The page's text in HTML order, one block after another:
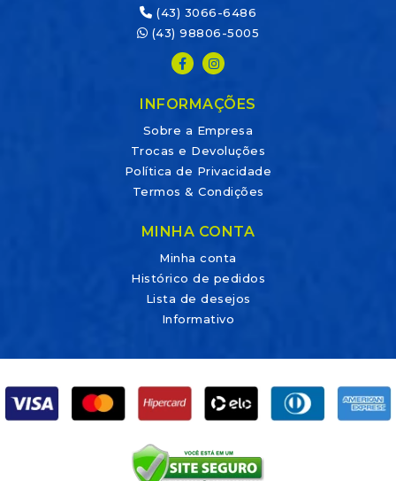
(43) 3066-6486
(43) 98806-5005
INFORMAÇÕES
Sobre a Empresa
Trocas e Devoluções
Política de Privacidade
Termos & Condições
MINHA CONTA
Minha conta
Histórico de pedidos
Lista de desejos
Informativo